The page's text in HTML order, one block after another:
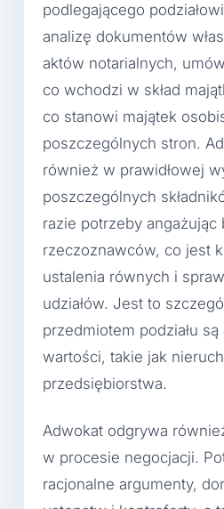
podlegającego
analizę dokumentów
aktów notarialnych,
co wchodzi w skład
co stanowi majątek
poszczególnych stron.
również w prawidłowej
poszczególnych
razie potrzeby angażując
rzeczoznawców, co jest
ustalenia równych i
udziałów. Jest to
przedmiotem podziału
wartości, takie jak
przedsiębiorstwa.
Adwokat odgrywa
w procesie negocjacji.
racjonalne argumenty,